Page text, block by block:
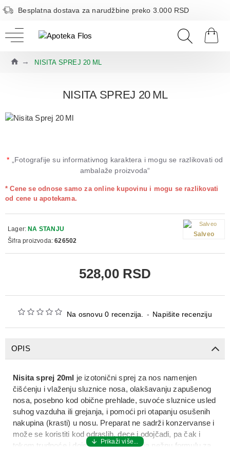
Besplatna dostava za narudžbine preko 3.000 RSD
NISITA SPREJ 20 ML
NISITA SPREJ 20 ML
* „Fotografije su informativnog karaktera i mogu se razlikovati od
ambalaže proizvoda“
Na osnovu 0 recenzija. - Napišite recenziju
* Cene se odnose samo za online kupovinu i mogu se razlikovati
od cene u apotekama.
528,00 RSD
Lager: NA STANJU
Šifra proizvoda: 626502
Salveo
OPIS
Nisita sprej 20ml je izotonični sprej za nos namenjen
čišćenju i vlaženju sluznice nosa, olakšavanjuzapušenog
nosa, posebno kod obične prehlade, suvoće sluznice usled
suhog vazduha ili grejanja, i pomoći priotapanju osušenih
nakupina (krasti) u nosu. Preparat ne sadrži konzervanse i
može se koristiti kododraslih, dece i odojčadi, pa čak i
tokom trudnoće i dojenja, jer predstavlja nežnu formulu za